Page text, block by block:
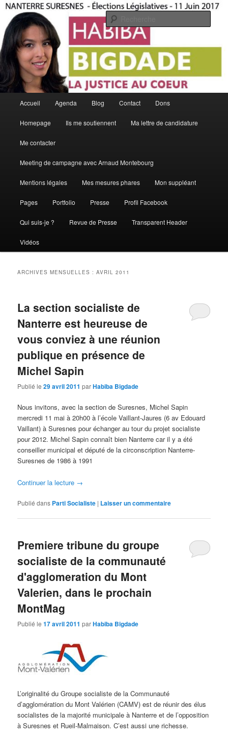
Aller
contenu
principal
Aller
contenu
secondaireHabiba Bigdade
La Justice Au Coeur
principal
Accueil Agenda Blog Contact Dons
Homepage Ils me soutiennent Ma lettre de candidature
Me contacter
Meeting de campagne avec Arnaud Montebourg
Mentions légales Mes mesures phares Mon suppléant
Pages Portfolio Presse Profil Facebook
Qui suis-je ? Revue de Presse Transparent Header
Vidéos
ARCHIVES MENSUELLES :AVRIL 2011
La section socialiste de
Nanterre est heureuse de
vous conviez à une réunion
publique en présence de
Michel Sapin
Publié le29 avril 2011 parHabiba Bigdade
Nous invitons, avec la section de Suresnes, Michel Sapin
mercredi 11 mai à 20h00 à l’école Vaillant-Jaures (6 av Edouard
Vaillant) à Suresnes pour échanger au tour du projet socialiste
pour 2012. Michel Sapin connaît bien Nanterre car il y a été
conseiller municipal et député de la circonscription Nanterre-
Suresnes de 1986 à 1991
Continuer la lecture →
Publié dans Parti Socialiste | Laisser un commentaire
Premiere tribune du groupe
socialiste de la communauté
d'agglomeration du Mont
Valerien, dans le prochain
MontMag
Publié le17 avril 2011 parHabiba Bigdade
L’originalité du Groupe socialiste de la Communauté
d’agglomération du Mont Valérien (CAMV) est de réunir des élus
socialistes de la majorité municipale à Nanterre et de l’opposition
à Suresnes et Rueil-Malmaison. C’est aussi une richesse.